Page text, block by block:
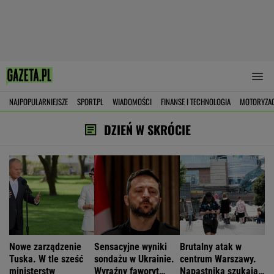
NAJPOPULARNIEJSZE SPORT.PL WIADOMOŚCI FINANSE I TECHNOLOGIA
DZIEŃ W SKRÓCIE
Nowe zarządzenie
Tuska. W tle sześć
ministerstw
Sensacyjne wyniki
sondażu w Ukrainie.
Wyraźny faworyt
Brutalny atak w
centrum Warszawy.
Napastnika szukają